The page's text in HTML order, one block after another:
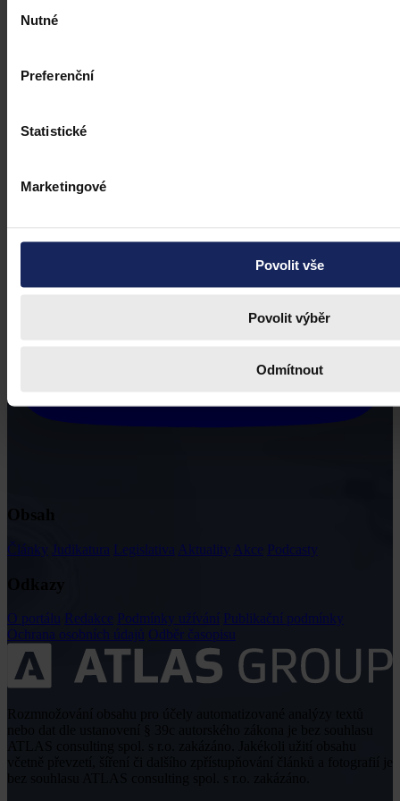
souhlasu
Nutné
Preferenční
Statistické
Marketingové
Povolit vše
Povolit výběr
Odmítnout
Články Judikatura Legislativa Aktuality Akce Podcasty
O portálu Redakce Podmínky užívání Publikační podmínky
Ochrana osobních údajů Odběr časopisu
včetně převzetí, šíření či dalšího zpřístupňování článků a fotografií je